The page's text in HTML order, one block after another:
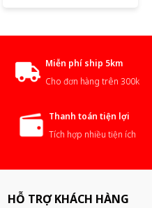
Miễn phí ship 5km
Cho đơn hàng trên 300k
Thanh toán tiện lợi
Tích hợp nhiều tiện ích
HỖ TRỢ KHÁCH HÀNG